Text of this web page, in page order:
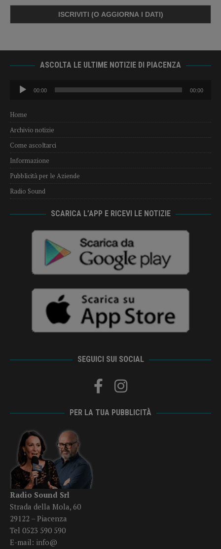
ASCOLTA LE ULTIME NOTIZIE DI PIACENZA
Audio
Player
00:00 00:00
Home
Archivio notizie
Come ascoltarci
Informazione
Pubblicità per le Aziende
Radio Sound
SCARICA L’APP E RICEVI LE NOTIZIE
SEGUICI SUI SOCIAL
PER LA TUA PUBBLICITÀ
Radio Sound Srl
Strada della Mola, 60
29122 – Piacenza
Tel 0523 590 590
E-mail: info@